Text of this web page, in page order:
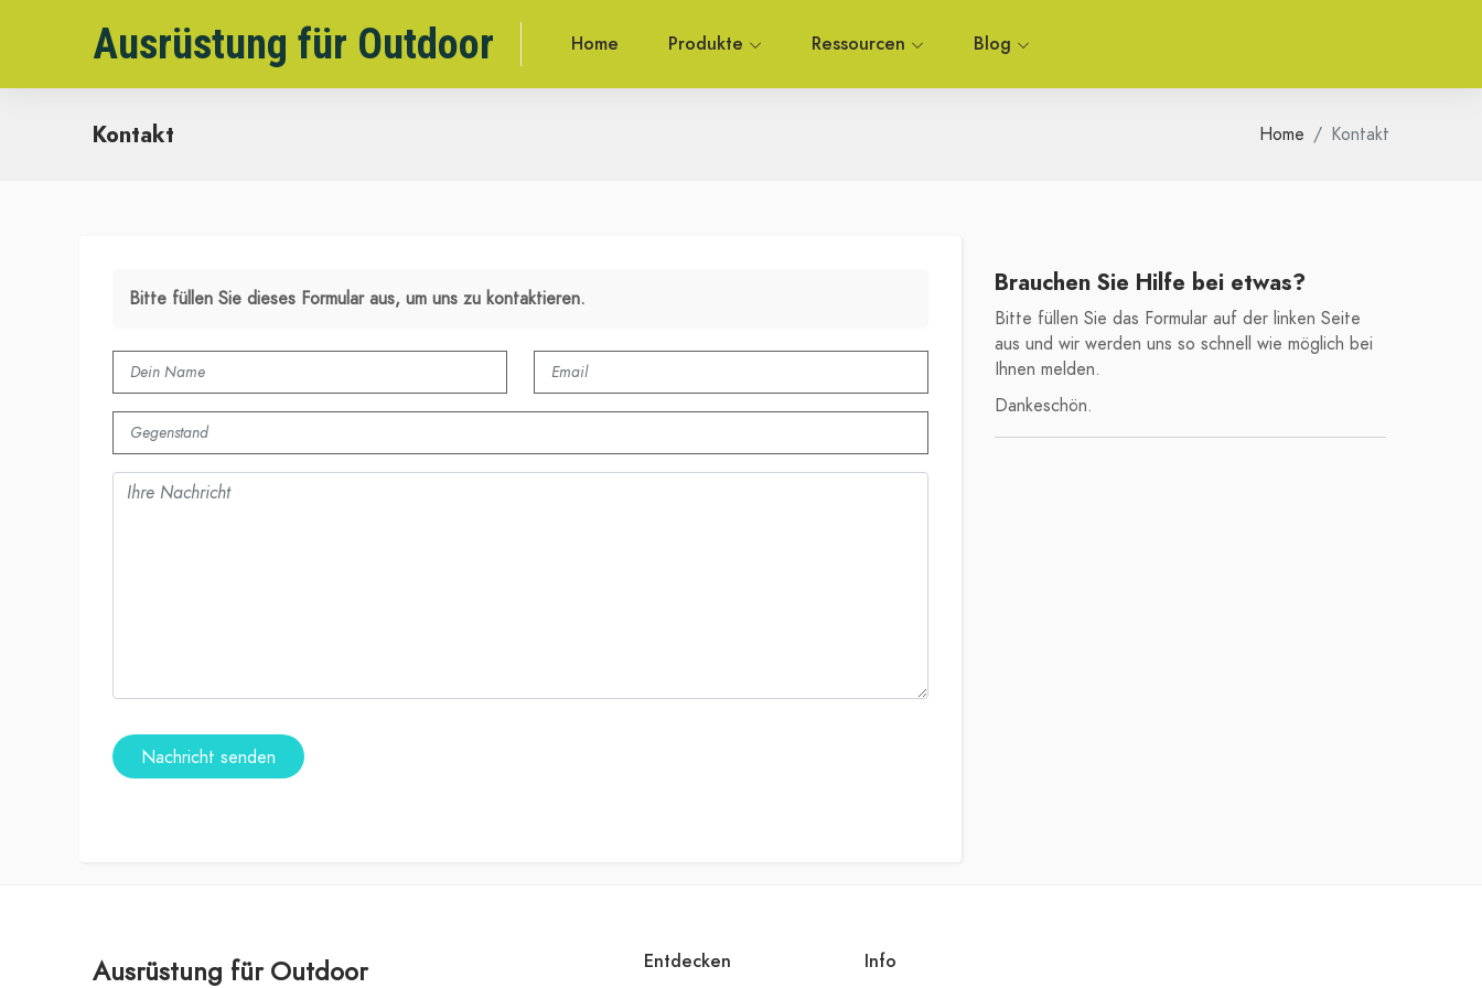
Ausrüstung für Outdoor Home Produkte Ressourcen Blog
Kontakt Home Kontakt
Bitte füllen Sie dieses Formular aus, um uns zu kontaktieren.
Nachricht senden
Brauchen Sie Hilfe bei etwas?
Bitte füllen Sie das Formular auf der linken Seite
aus und wir werden uns so schnell wie möglich bei
Ihnen melden.
Dankeschön.
Ausrüstung für Outdoor Entdecken Info